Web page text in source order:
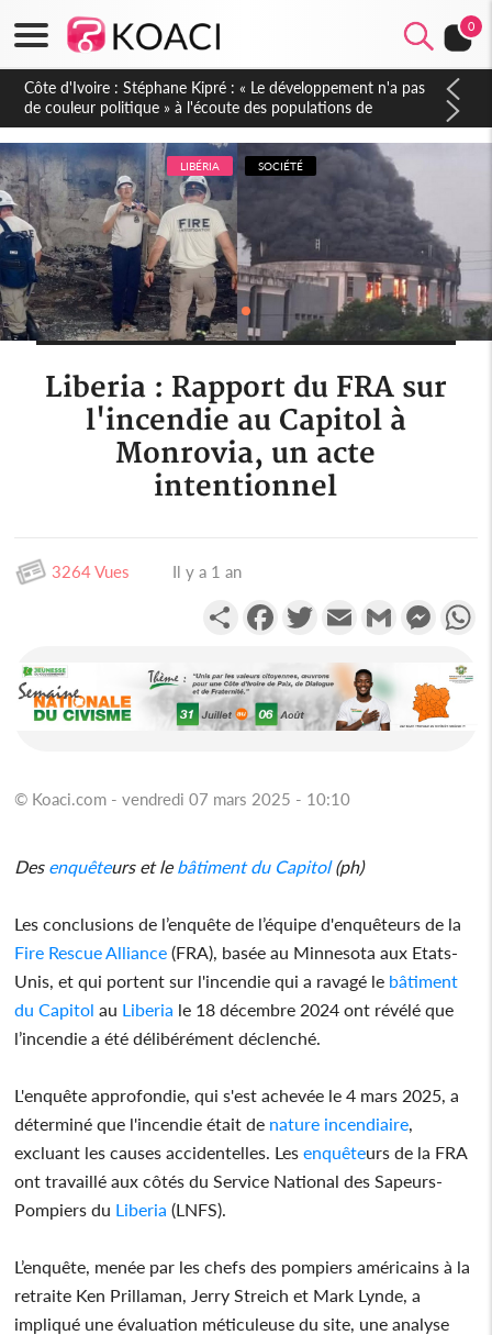
0
Mali : Les FAMa accueillent 254 anciens combattants issus de
groupes armés
LIBÉRIA SOCIÉTÉ
Liberia : Rapport du FRA sur
l'incendie au Capitol à
Monrovia, un acte
intentionnel
3264 Vues Il y a 1 an
PartagerFacebookTwitterEmail Gmail
© Koaci.com - vendredi 07 mars 2025 - 10:10
Desenquêteurs et lebâtiment du Capitol(ph)
Les conclusions de l’enquête de l’équipe d'enquêteurs de la
Fire Rescue Alliance (FRA), basée au Minnesota aux Etats-
Unis, et qui portent sur l'incendie qui a ravagé le bâtiment
du Capitol au Liberia le 18 décembre 2024 ont révélé que
l’incendie a été délibérément déclenché.
L'enquête approfondie, qui s'est achevée le 4 mars 2025, a
déterminé que l'incendie était de nature incendiaire,
excluant les causes accidentelles. Les enquêteurs de la FRA
ont travaillé aux côtés du Service National des Sapeurs-
Pompiers du Liberia (LNFS).
L’enquête, menée par les chefs des pompiers américains à la
retraite Ken Prillaman, Jerry Streich et Mark Lynde, a
impliqué une évaluation méticuleuse du site, une analyse